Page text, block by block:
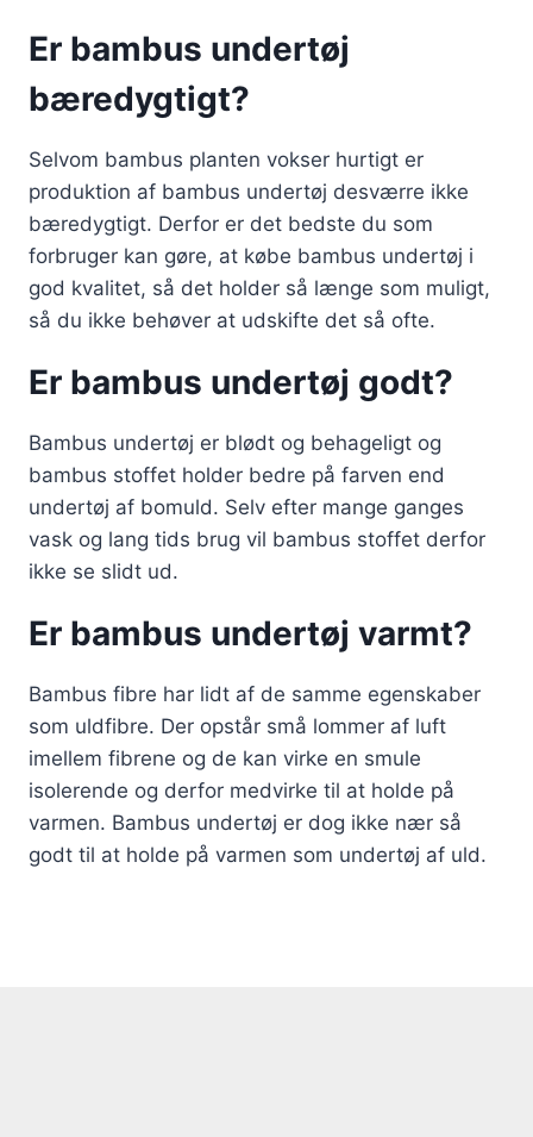
Er bambus undertøj
bæredygtigt?
Selvom bambus planten vokser hurtigt er
produktion af bambus undertøj desværre ikke
bæredygtigt. Derfor er det bedste du som
forbruger kan gøre, at købe bambus undertøj i
god kvalitet, så det holder så længe som muligt,
så du ikke behøver at udskifte det så ofte.
Er bambus undertøj godt?
Bambus undertøj er blødt og behageligt og
bambus stoffet holder bedre på farven end
undertøj af bomuld. Selv efter mange ganges
vask og lang tids brug vil bambus stoffet derfor
ikke se slidt ud.
Er bambus undertøj varmt?
Bambus fibre har lidt af de samme egenskaber
som uldfibre. Der opstår små lommer af luft
imellem fibrene og de kan virke en smule
isolerende og derfor medvirke til at holde på
varmen. Bambus undertøj er dog ikke nær så
godt til at holde på varmen som undertøj af uld.